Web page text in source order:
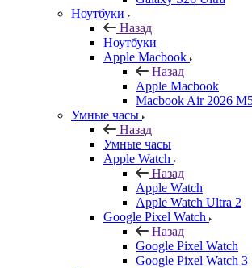
Ноутбуки
Назад
Ноутбуки
Apple Macbook
Назад
Apple Macbook
Macbook Air 2026
Умные часы
Назад
Умные часы
Apple Watch
Назад
Apple Watch
Apple Watch Ultra 2
Google Pixel Watch
Назад
Google Pixel Watch
Google Pixel Watch 3